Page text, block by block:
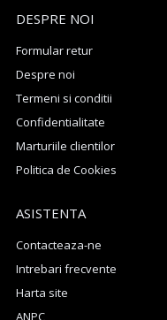
DESPRE NOI
Formular retur
Despre noi
Termeni si conditii
Confidentialitate
Marturiile clientilor
Politica de Cookies
ASISTENTA
Contacteaza-ne
Intrebari frecvente
Harta site
ANPC